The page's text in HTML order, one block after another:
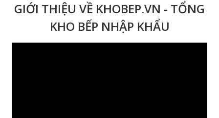
GIỚI THIỆU VỀ KHOBEP.VN - TỔNG
KHO BẾP NHẬP KHẨU